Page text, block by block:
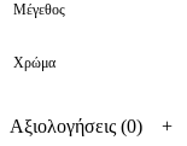
Μέγεθος
Χρώμα
Αξιολογήσεις (0)